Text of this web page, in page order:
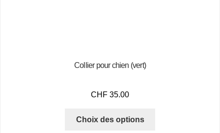
Collier pour chien (vert)
CHF 35.00
Choix des options